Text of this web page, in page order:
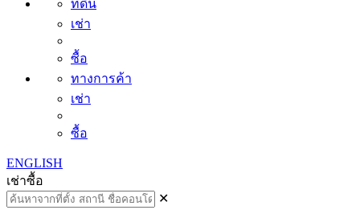
ที่ดิน
เช่า
ซื้อ
ทางการค้า
เช่า
ซื้อ
ENGLISH
เช่าซื้อ
✕